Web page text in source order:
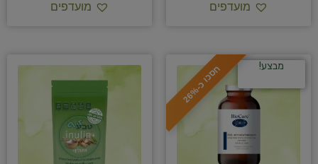
מועדפים מועדפים
ח
ס
כ
ו
כ
-
2
6
% מבצע!